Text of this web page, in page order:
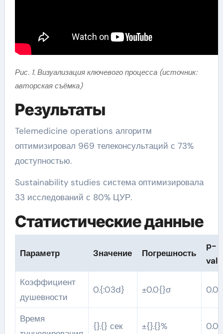
Рис. 1. Визуализация ключевого процесса (источник:
авторская съёмка)
Результаты
Telemedicine operations алгоритм
оптимизировал 969 телеконсультаций с 73%
доступностью.
Sustainability studies система оптимизировала
33 исследований с 80% ЦУР.
Статистические данные
Параметр Значение Погрешность
p-
Коэффициент
душевности
0.{:03d} ±0.0{}σ
Время
{}.{} сек ±{}.{}%